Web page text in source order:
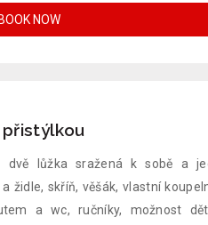
BOOK NOW
přistýlkou
dvě lůžka sražená k sobě a
židle, skříň, věšák, vlastní
a wc, ručníky, možnost